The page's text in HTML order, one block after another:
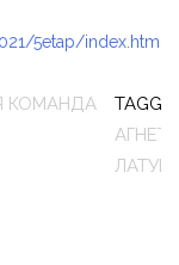
5etap/index.htm
КОМАНДА
АГНЕТА